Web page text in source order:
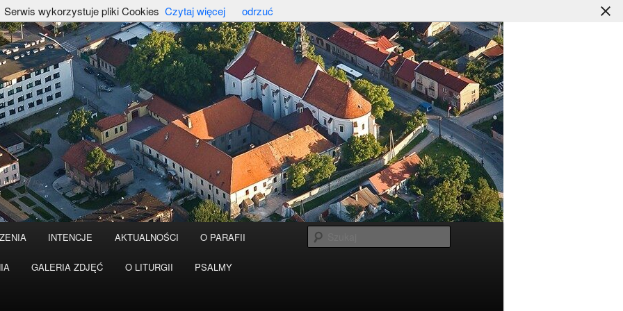
INTENCJE AKTUALNOŚCI O PARAFII
GALERIA ZDJĘĆ O LITURGII PSALMY
Serwis wykorzystuje pliki Cookies Czytaj więcej odrzuć